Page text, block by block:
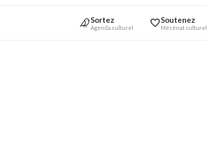
Sortez
Agenda culturel
Soutenez
Mécénat culturel